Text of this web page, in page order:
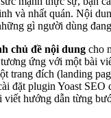
và nhất quán. Nội
gì người dùng
chủ đề nội dung cho
ứng với một bài
trang đích (landing
đặt plugin Yoast SEO
viết hướng dẫn từng